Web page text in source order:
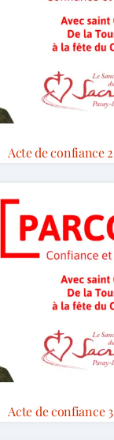
Acte de confiance 2
Acte de confiance 3